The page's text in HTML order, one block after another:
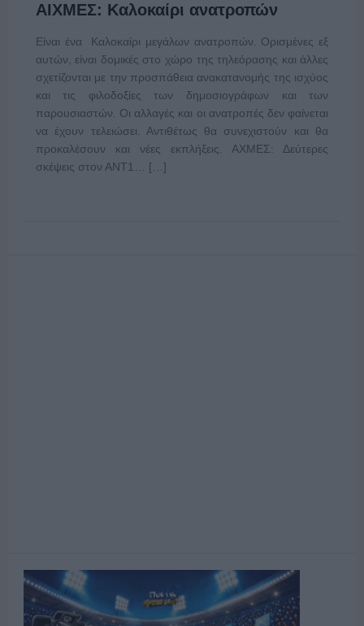
ΑΙΧΜΕΣ: Καλοκαίρι ανατροπών
Είναι ένα Καλοκαίρι μεγάλων ανατροπών. Ορισμένες εξ
αυτών, είναι δομικές στο χώρο της τηλεόρασης και άλλες
σχετίζονται με την προσπάθεια ανακατανομής της ισχύος
και τις φιλοδοξίες των δημοσιογράφων και των
παρουσιαστών. Οι αλλαγές και οι ανατροπές δεν φαίνεται
να έχουν τελειώσει. Αντιθέτως θα συνεχιστούν και θα
προκαλέσουν και νέες εκπλήξεις. ΑΧΜΕΣ: Δεύτερες
σκέψεις στον ΑΝΤ1… […]